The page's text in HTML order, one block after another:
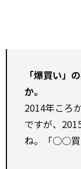
「爆買い」
か。
2014年ころ
ですが、
ね。「○○買